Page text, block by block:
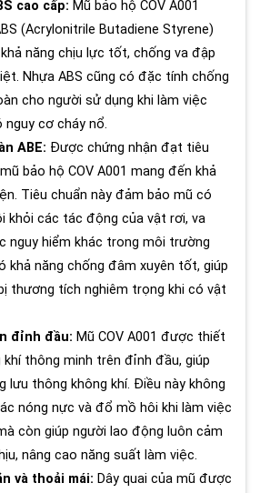
cao cấp: Mũ bảo hộ COV A001
(Acrylonitrile Butadiene Styrene)
năng chịu lực tốt, chống va đập
Nhựa ABS cũng có đặc tính chống
cho người sử dụng khi làm việc
cơ cháy nổ.
ABE: Được chứng nhận đạt tiêu
bảo hộ COV A001 mang đến khả
Tiêu chuẩn này đảm bảo mũ có
khỏi các tác động của vật rơi, va
nguy hiểm khác trong môi trường
khả năng chống đâm xuyên tốt, giúp
thương tích nghiêm trọng khi có vật
đỉnh đầu: Mũ COV A001 được thiết
thông minh trên đỉnh đầu, giúp
lưu thông không khí. Điều này không
nóng nực và đổ mồ hôi khi làm việc
còn giúp người lao động luôn cảm
nâng cao năng suất làm việc.
và thoải mái: Dây quai của mũ được